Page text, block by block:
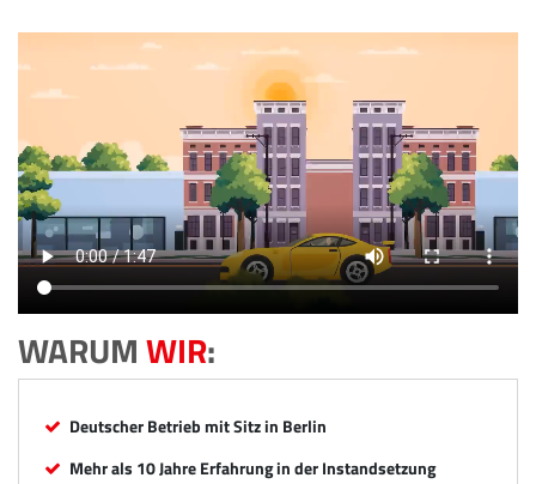
WARUMWIR:
Deutscher Betrieb mit Sitz in Berlin
Mehr als 10 Jahre Erfahrung in der Instandsetzung